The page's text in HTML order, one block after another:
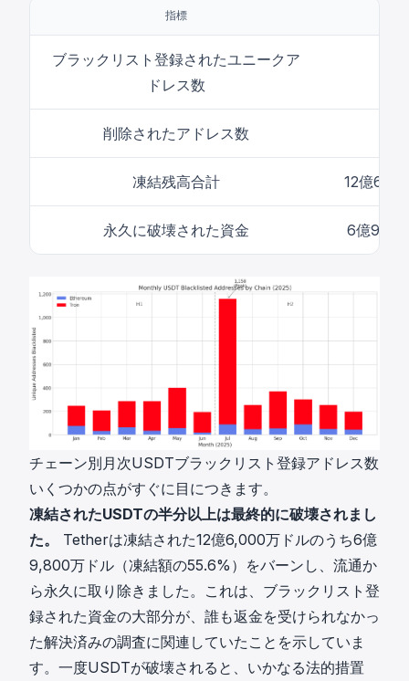
指標
ブラックリスト登録されたユニークア
ドレス数
削除されたアドレス数
凍結残高合計 12億
永久に破壊された資金 6億
チェーン別月次USDTブラックリスト登録アドレス数
いくつかの点がすぐに目につきます。
凍結されたUSDTの半分以上は最終的に破壊されまし
た。
Tetherは凍結された12億6,000万ドルのうち6億
9,800万ドル（凍結額の55.6%）をバーンし、流通か
ら永久に取り除きました。これは、ブラックリスト登
録された資金の大部分が、誰も返金を受けられなかっ
た解決済みの調査に関連していたことを示していま
す。一度USDTが破壊されると、いかなる法的措置